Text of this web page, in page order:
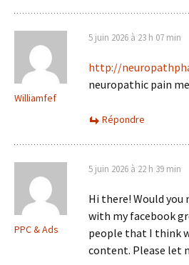
Williamfef
5 juin 2026 à 23 h 07 min
http://
neuropathic pain
Répondre
PPC & Ads
5 juin 2026 à 22 h 39 min
Hi there! Would you
with my facebook
people that I think
content. Please let